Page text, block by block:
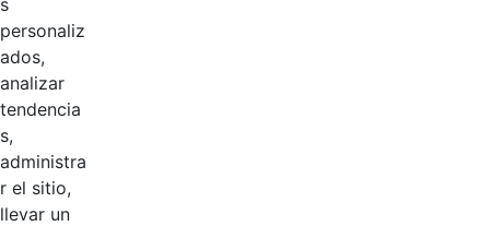
s
personaliz
ados,
analizar
tendencia
s,
administra
r el sitio,
llevar un